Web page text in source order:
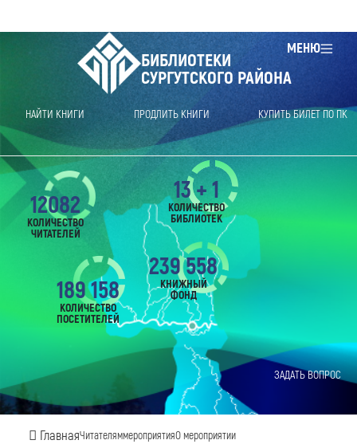
МЕНЮ
БИБЛИОТЕКИ
СУРГУТСКОГО РАЙОНА
НАЙТИ КНИГИ ПРОДЛИТЬ КНИГИ КУПИТЬ БИЛЕТ ПО ПК
ЗАДАТЬ ВОПРОС
ГлавнаяЧитателяммероприятияО мероприятии
12082
КОЛИЧЕСТВО
ЧИТАТЕЛЕЙ
189 158
КОЛИЧЕСТВО
ПОСЕТИТЕЛЕЙ
239 558
КНИЖНЫЙ
ФОНД
13 + 1
КОЛИЧЕСТВО
БИБЛИОТЕК